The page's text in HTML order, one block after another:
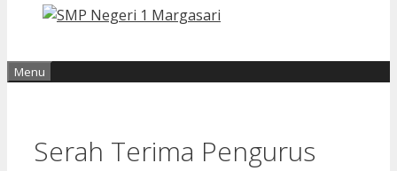
Menu
Serah Terima Pengurus